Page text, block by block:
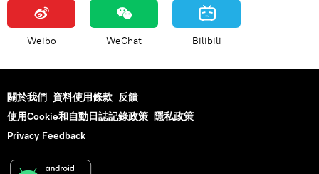
Weibo WeChat Bilibili
關於我們 資料使用條款 反饋
使用Cookie和自動日誌記錄政策 隱私政策
Privacy Feedback